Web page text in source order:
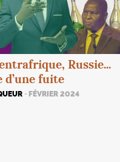
Russie...
d’une fuite
· FÉVRIER 2024